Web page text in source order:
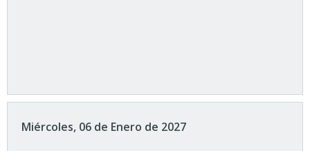
Miércoles, 06 de Enero de 2027